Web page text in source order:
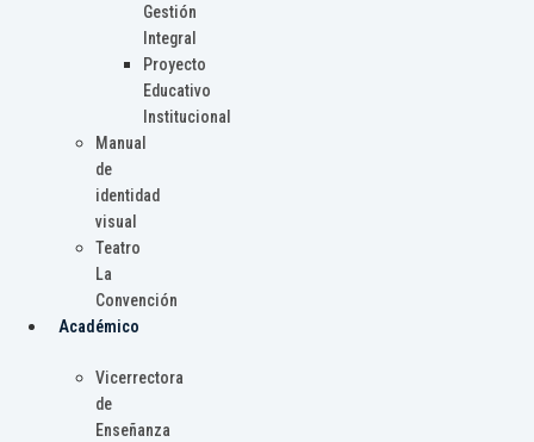
Gestión
Integral
Proyecto
Educativo
Institucional
Manual
de
identidad
visual
Teatro
La
Convención
Académico
Vicerrectora
de
Enseñanza